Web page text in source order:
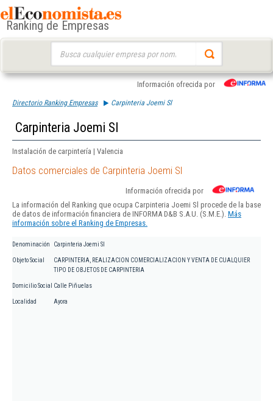
Ranking de Empresas
Información ofrecida por
Directorio Ranking Empresas Carpinteria Joemi Sl
Carpinteria Joemi Sl
Instalación de carpintería | Valencia
Datos comerciales de Carpinteria Joemi Sl
Información ofrecida por
La información del Ranking que ocupa Carpinteria Joemi Sl procede de la base
de datos de información financiera de INFORMA D&B S.A.U. (S.M.E.). Más
información sobre el Ranking de Empresas.
Denominación Carpinteria Joemi Sl
Objeto Social
CARPINTERIA, REALIZACION COMERCIALIZACION Y VENTA DE CUALQUIER
TIPO DE OBJETOS DE CARPINTERIA
Domicilio Social Calle Piñuelas
Localidad Ayora